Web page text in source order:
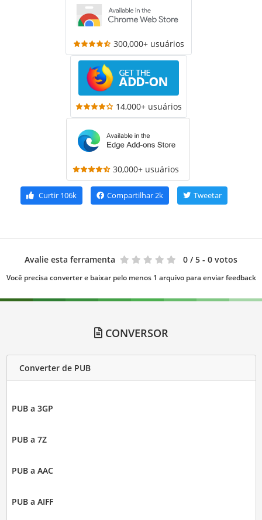
300,000+ usuários
14,000+ usuários
30,000+ usuários
Curtir 106k Compartilhar2k Tweetar
Avalie esta ferramenta 0 / 5 - 0 votos
Você precisa converter e baixar pelo menos 1 arquivo para enviar feedback
CONVERSOR
Converter de PUB
PUB a 3GP
PUB a 7Z
PUB a AAC
PUB a AIFF